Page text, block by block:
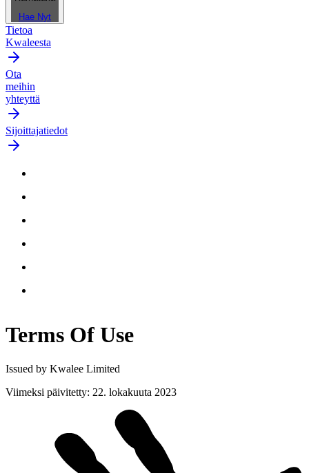
Hae Nyt
Tietoa
Kwaleesta
Ota
meihin
yhteyttä
Sijoittajatiedot
Terms Of Use
Issued by Kwalee Limited
Viimeksi päivitetty: 22. lokakuuta 2023